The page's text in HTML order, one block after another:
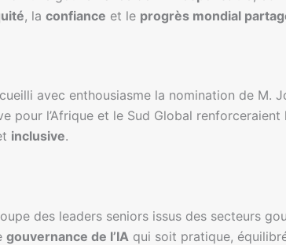
, la confiance et le progrès mondial
avec enthousiasme la nomination de M.
pour l’Afrique et le Sud Global
inclusive.
des leaders seniors issus des secteurs
gouvernance de l’IA qui soit pratique,